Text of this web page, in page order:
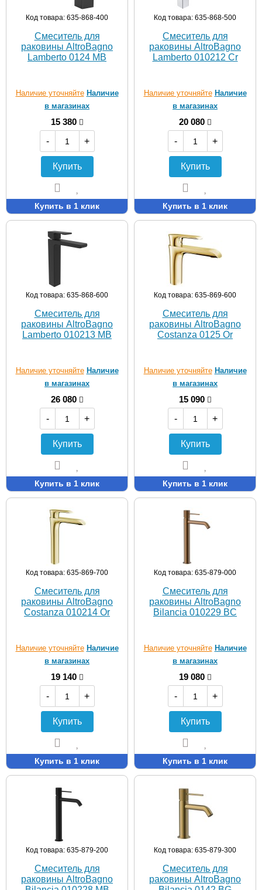
Код товара: 635-868-400
Смеситель для
раковины AltroBagno
Lamberto 0124 MB
Наличие уточняйте Наличие
в магазинах
15 380
-
+
Купить
Купить в 1 клик
Код товара: 635-868-500
Смеситель для
раковины AltroBagno
Lamberto 010212 Cr
Наличие уточняйте Наличие
в магазинах
20 080
-
+
Купить
Купить в 1 клик
Код товара: 635-868-600
Смеситель для
раковины AltroBagno
Lamberto 010213 MB
Наличие уточняйте Наличие
в магазинах
26 080
-
+
Купить
Купить в 1 клик
Код товара: 635-869-600
Смеситель для
раковины AltroBagno
Costanza 0125 Or
Наличие уточняйте Наличие
в магазинах
15 090
-
+
Купить
Купить в 1 клик
Код товара: 635-869-700
Смеситель для
раковины AltroBagno
Costanza 010214 Or
Наличие уточняйте Наличие
в магазинах
19 140
-
+
Купить
Купить в 1 клик
Код товара: 635-879-000
Смеситель для
раковины AltroBagno
Bilancia 010229 BC
Наличие уточняйте Наличие
в магазинах
19 080
-
+
Купить
Купить в 1 клик
Код товара: 635-879-200
Смеситель для
раковины AltroBagno
Код товара: 635-879-300
Смеситель для
раковины AltroBagno